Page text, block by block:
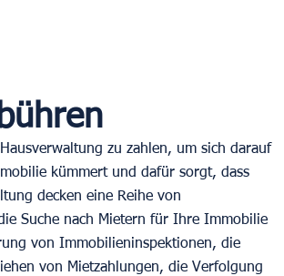
zu zahlen, um sich darauf
kümmert und dafür sorgt, dass
decken eine Reihe von
Suche nach Mietern für Ihre Immobilie
von Immobilieninspektionen, die
von Mietzahlungen, die Verfolgung